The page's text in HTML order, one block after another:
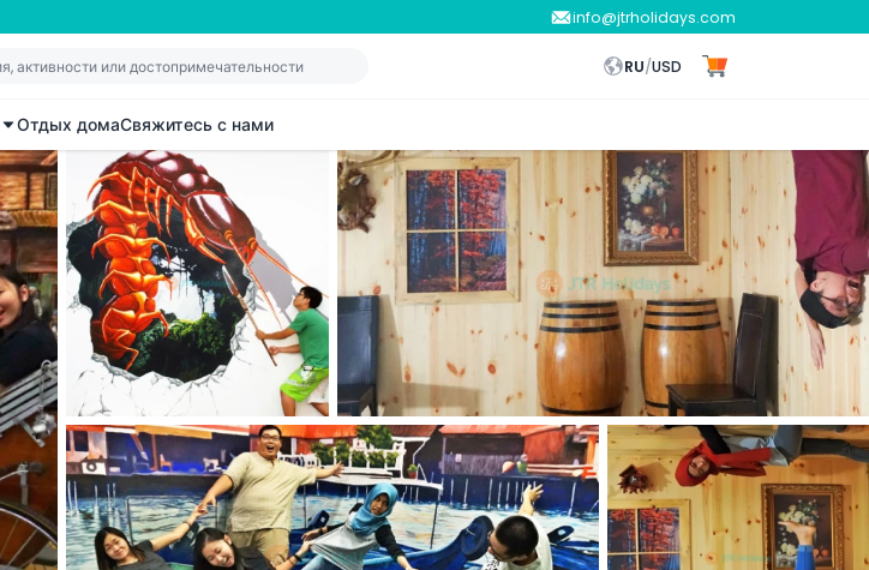
info@jtrholidays.com
RU/USD
Отдых домаСвяжитесь с нами